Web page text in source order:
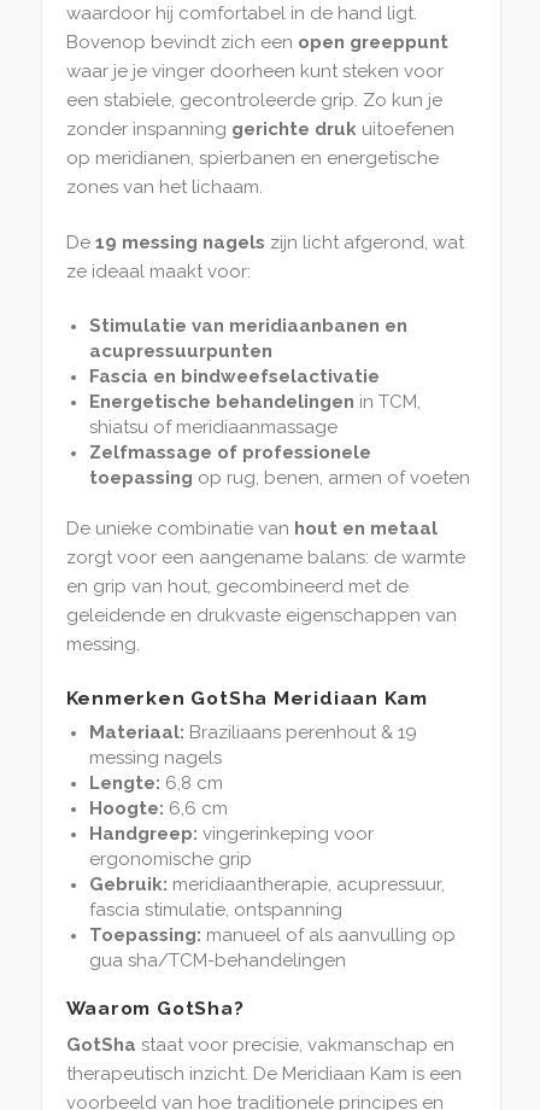
waardoor hij comfortabel in de hand ligt.
Bovenop bevindt zich een open greeppunt
waar je je vinger doorheen kunt steken voor
een stabiele, gecontroleerde grip. Zo kun je
zonder inspanning gerichte drukuitoefenen
op meridianen, spierbanen en energetische
zones van het lichaam.
De 19 messing nagels zijn licht afgerond, wat
ze ideaal maakt voor:
Stimulatie van meridiaanbanen en
acupressuurpunten
Fascia en bindweefselactivatie
Energetische behandelingen in TCM,
shiatsu of meridiaanmassage
Zelfmassage of professionele
toepassing op rug, benen, armen of voeten
De unieke combinatie van hout en metaal
zorgt voor een aangename balans: de warmte
en grip van hout, gecombineerd met de
geleidende en drukvaste eigenschappen van
messing.
Kenmerken GotSha Meridiaan Kam
Materiaal: Braziliaans perenhout & 19
messing nagels
Lengte: 6,8 cm
Hoogte: 6,6 cm
Handgreep: vingerinkeping voor
ergonomische grip
Gebruik: meridiaantherapie, acupressuur,
fascia stimulatie, ontspanning
Toepassing: manueel of als aanvulling op
gua sha/TCM-behandelingen
Waarom GotSha?
GotSha staat voor precisie, vakmanschap en
therapeutisch inzicht. De Meridiaan Kam is een
voorbeeld van hoe traditionele principes en